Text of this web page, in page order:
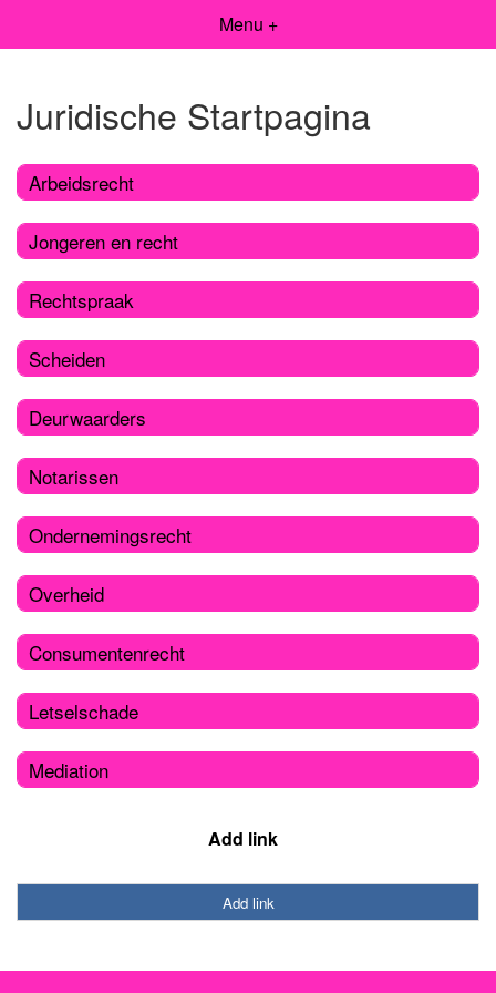
Menu +
Juridische Startpagina
Arbeidsrecht
Jongeren en recht
Rechtspraak
Scheiden
Deurwaarders
Notarissen
Ondernemingsrecht
Overheid
Consumentenrecht
Letselschade
Mediation
Add link
Add link